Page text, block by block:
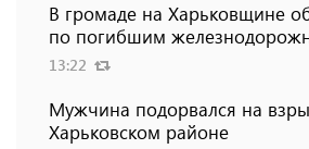
В громаде на Харьковщине
по погибшим
13:22
Мужчина подорвался на
Харьковском районе